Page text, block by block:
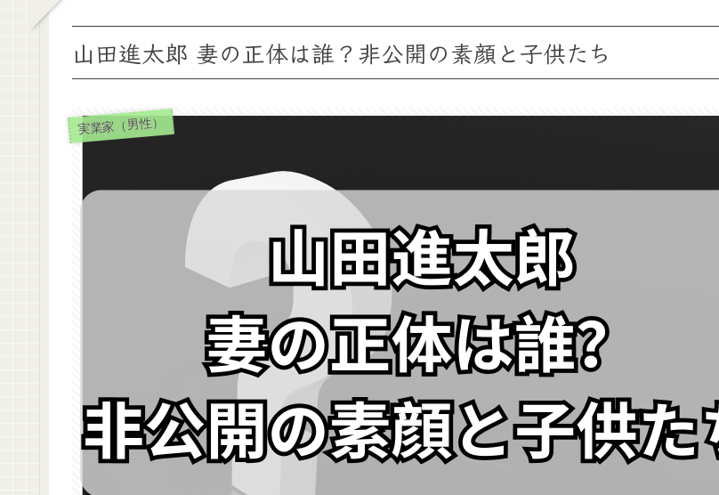
山田進太郎 妻の正体は誰？非公開の素顔と子供たち
実業家（男性）